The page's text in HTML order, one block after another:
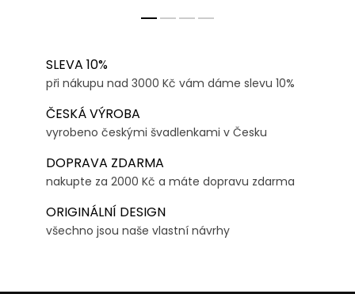
SLEVA 10%
při nákupu nad 3000 Kč vám dáme slevu 10%
ČESKÁ VÝROBA
vyrobeno českými švadlenkami v Česku
DOPRAVA ZDARMA
nakupte za 2000 Kč a máte dopravu zdarma
ORIGINÁLNÍ DESIGN
všechno jsou naše vlastní návrhy